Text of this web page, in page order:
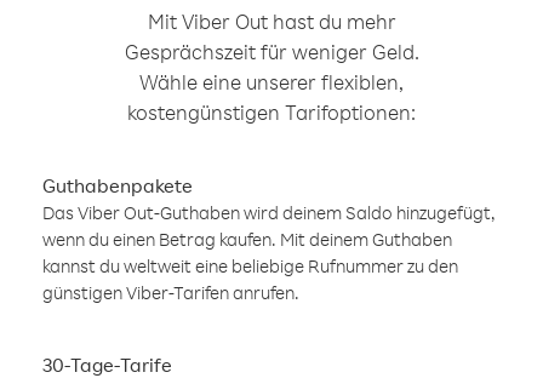
Mit Viber Out hast du mehr
Gesprächszeit für weniger Geld.
Wähle eine unserer flexiblen,
kostengünstigen Tarifoptionen:
Guthabenpakete
Das Viber Out-Guthaben wird deinem Saldo hinzugefügt,
wenn du einen Betrag kaufen. Mit deinem Guthaben
kannst du weltweit eine beliebige Rufnummer zu den
günstigen Viber-Tarifen anrufen.
30-Tage-Tarife